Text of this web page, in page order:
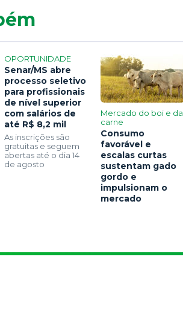
OPORTUNIDADE
Senar/MS abre
processo seletivo
para profissionais
de nível superior
com salários de
até R$ 8,2 mil
As inscrições são
gratuitas e seguem
abertas até o dia 14
de agosto
Mercado do boi e da
carne
Consumo
favorável e
escalas curtas
sustentam gado
gordo e
impulsionam o
mercado